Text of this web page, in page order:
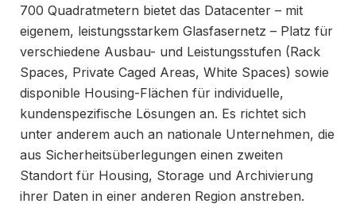
700 Quadratmetern bietet das Datacenter – mit
eigenem, leistungsstarkem Glasfasernetz – Platz für
verschiedene Ausbau- und Leistungsstufen (Rack
Spaces, Private Caged Areas, White Spaces) sowie
disponible Housing-Flächen für individuelle,
kundenspezifische Lösungen an. Es richtet sich
unter anderem auch an nationale Unternehmen, die
aus Sicherheitsüberlegungen einen zweiten
Standort für Housing, Storage und Archivierung
ihrer Daten in einer anderen Region anstreben.